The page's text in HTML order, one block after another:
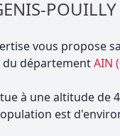
POUILLY
vous propose
du départementAIN
à une altitude
est